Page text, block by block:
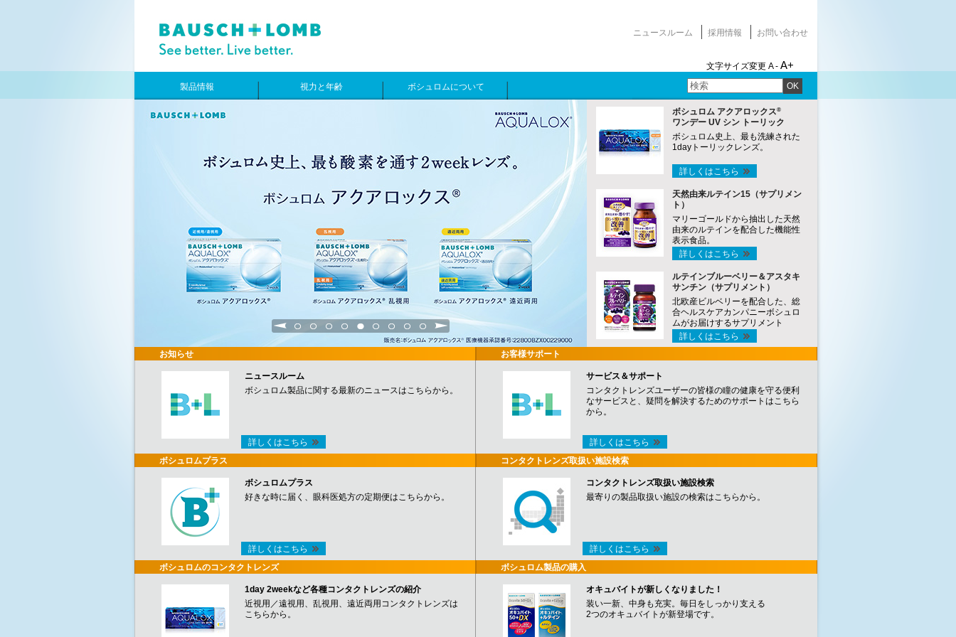
ニュースルーム 採用情報 お問い合わせ
文字サイズ変更 A - A+
OK
製品情報 視力と年齢 ボシュロムについて
1 2 3 4 5 6 7 8 9
ボシュロム アクアロックス®
ワンデー UV シン トーリック
ボシュロム史上、最も洗練された
1dayトーリックレンズ。
詳しくはこちら
天然由来ルテイン15（サプリメン
ト）
マリーゴールドから抽出した天然
由来のルテインを配合した機能性
表示食品。
詳しくはこちら
ルテインブルーベリー＆アスタキ
サンチン（サプリメント）
北欧産ビルベリーを配合した、総
合ヘルスケアカンパニーボシュロ
ムがお届けするサプリメント
詳しくはこちら
お知らせ
ニュースルーム
ボシュロム製品に関する最新のニュースはこちらから。
詳しくはこちら
ボシュロムプラス
ボシュロムプラス
好きな時に届く、眼科医処方の定期便はこちらから。
詳しくはこちら
ボシュロムのコンタクトレンズ
1day 2weekなど各種コンタクトレンズの紹介
近視用／遠視用、乱視用、遠近両用コンタクトレンズは
こちらから。
お客様サポート
サービス＆サポート
コンタクトレンズユーザーの皆様の瞳の健康を守る便利
なサービスと、疑問を解決するためのサポートはこちら
から。
詳しくはこちら
コンタクトレンズ取扱い施設検索
コンタクトレンズ取扱い施設検索
最寄りの製品取扱い施設の検索はこちらから。
詳しくはこちら
ボシュロム製品の購入
オキュバイトが新しくなりました！
装い一新、中身も充実。毎日をしっかり支える
2つのオキュバイトが新登場です。